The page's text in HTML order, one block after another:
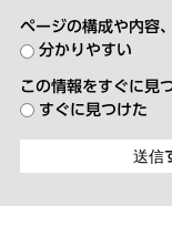
ページの構成や内容
分かりやすい
この情報をすぐに見
すぐに見つけた